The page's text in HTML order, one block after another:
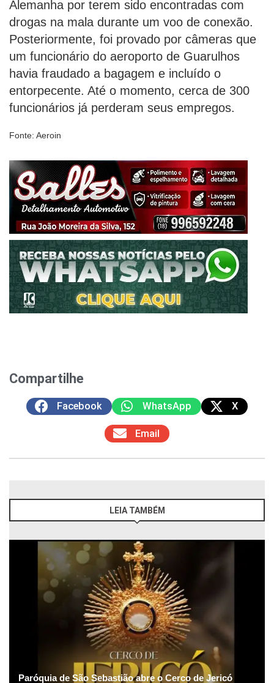
Alemanha por terem sido encontradas com
drogas na mala durante um voo de conexão.
Posteriormente, foi provado por câmeras que
um funcionário do aeroporto de Guarulhos
havia fraudado a bagagem e incluído o
entorpecente. Até o momento, cerca de 300
funcionários já perderam seus empregos.
Fonte: Aeroin
Compartilhe
Facebook WhatsApp X
Email
LEIA TAMBÉM
Paróquia de São Sebastião abre o Cerco de Jericó